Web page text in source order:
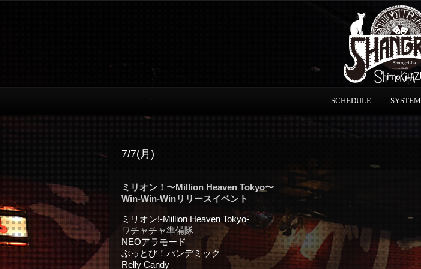
SCHEDULE SYSTEM
7/7(月)
ミリオン！〜Million Heaven Tokyo〜
Win-Win-Winリリースイベント
ミリオン!-Million Heaven Tokyo-
ワチャチャ準備隊
NEOアラモード
ぶっとび！パンデミック
Relly Candy